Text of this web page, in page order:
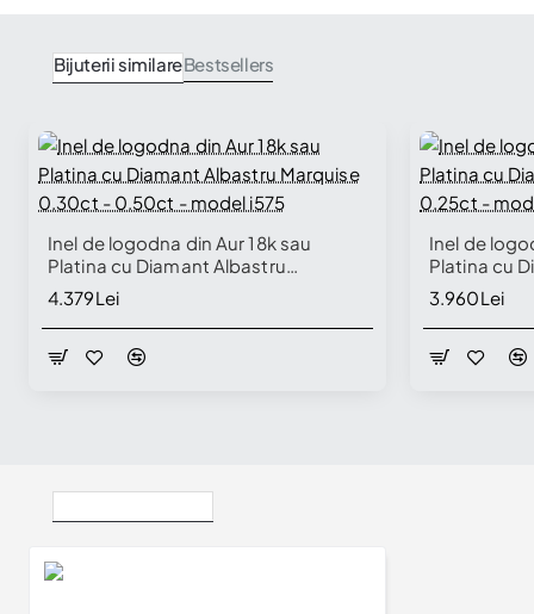
Bijuterii similareBestsellers
Inel de logodna din Aur 18k sau
Platina cu Diamant Albastru
Marquise 0.30ct - 0.50ct - model
i575
4.379Lei
Inel de
Platina cu
0.25ct -
3.960Lei